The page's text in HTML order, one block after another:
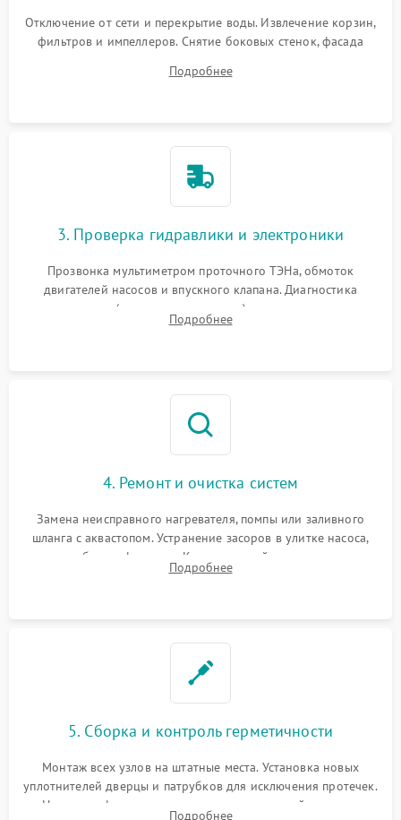
Отключение от сети и перекрытие воды. Извлечение корзин,
фильтров и импеллеров. Снятие боковых стенок, фасада
циркуляционному насосу, ТЭНу и сливной помпе.
Подробнее
3. Проверка гидравлики и электроники
Прозвонка мультиметром проточного ТЭНа, обмоток
двигателей насосов и впускного клапана. Диагностика
прессостата (датчика уровня воды), датчика мутности,
концевика дверцы и электронного модуля управления.
Подробнее
4. Ремонт и очистка систем
Замена неисправного нагревателя, помпы или заливного
шланга с аквастопом. Устранение засоров в улитке насоса,
патрубках и фильтрах. Компонентный ремонт платы
управления, восстановление поврежденной проводки.
Подробнее
5. Сборка и контроль герметичности
Монтаж всех узлов на штатные места. Установка новых
уплотнителей дверцы и патрубков для исключения протечек.
Надежная фиксация хомутов гидравлической системы,
Подробнее